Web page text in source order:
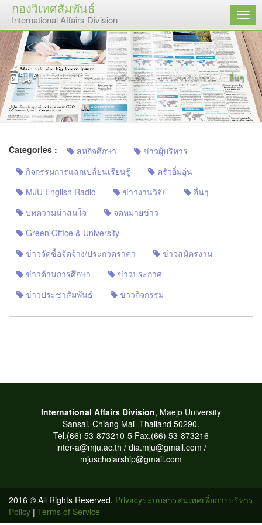
กองวิเทศสัมพันธ์
International Affairs Division เมนู
อื่นๆ หน้าแรก ข่าวสารกิจกรรม อื่นๆ
Categories : สหกิจศึกษา
ข่าวผู้บริหาร
กิจกรรมการแลกเปลี่ยนเรียนรู้
ครัวอิ่มอุ่น
MJU English Radio
ข่าวงานวิจัย
อื่นๆ
บทความน่าสนใจ
จดหมายข่าว
Green Office & University
ข่าวจัดซื้อจัดจ้าง/ประกวดราคา
ข่าวสมัครงาน
ข่าวด้านการศึกษา
ข่าวประกาศ
ข่าวประชาสัมพันธ์
ข่าวกิจกรรม
International Affairs Division, Maejo University
Sansai, Chiang Mai Thailand 50290.
Tel.(66) 53-873210-5 Fax.(66) 53-873216
inter-a@mju.ac.th / dia.mju@gmail.com /
mjuscholarship@gmail.com
ระบบสารสนเทศเพื่อการบริหาร
2016 © All Rights Reserved. Privacy
Policy | Terms of Service